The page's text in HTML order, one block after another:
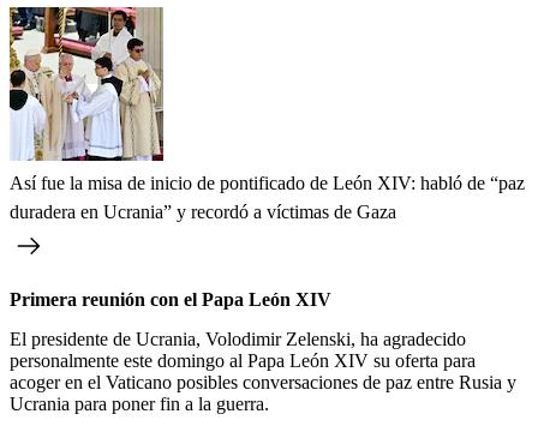
Así fue la misa de inicio de pontificado de León XIV: habló de “paz
duradera en Ucrania” y recordó a víctimas de Gaza
Primera reunión con el Papa León XIV
El presidente de Ucrania, Volodimir Zelenski, ha agradecido
personalmente este domingo al Papa León XIV su oferta para
acoger en el Vaticano posibles conversaciones de paz entre Rusia y
Ucrania para poner fin a la guerra.